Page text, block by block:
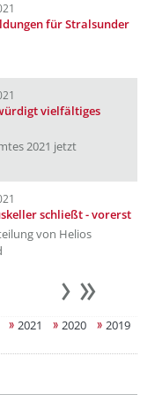
für Stralsunder
vielfältiges
2021 jetzt
schließt - vorerst
von Helios
weiter
2021 2020 2019